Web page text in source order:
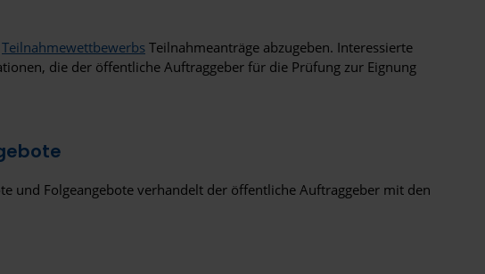
Teilnahmewettbewerbs Teilnahmeanträge abzugeben. Interessierte
die der öffentliche Auftraggeber für die Prüfung zur Eignung
und Folgeangebote verhandelt der öffentliche Auftraggeber mit den